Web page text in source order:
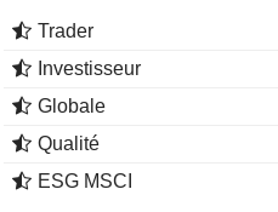
Trader
Investisseur
Globale
Qualité
ESG MSCI